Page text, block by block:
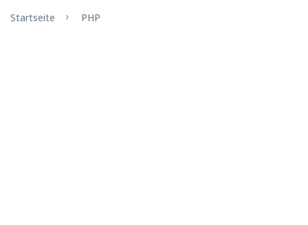
Startseite
PHP